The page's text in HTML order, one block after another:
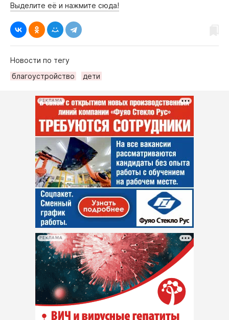
Выделите её и нажмите сюда!
Новости по тегу
благоустройство
дети
РЕКЛАМА
РЕКЛАМА